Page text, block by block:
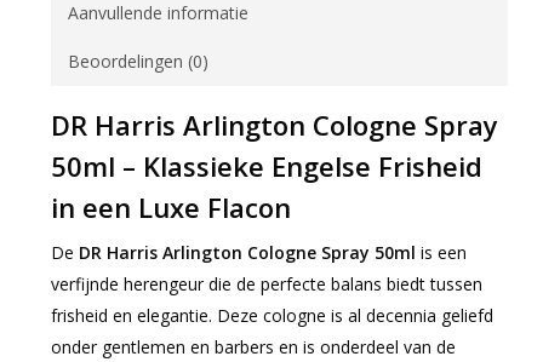
Aanvullende informatie
Beoordelingen (0)
DR Harris Arlington Cologne Spray
50ml – Klassieke Engelse Frisheid
in een Luxe Flacon
De DR Harris Arlington Cologne Spray 50ml is een
verfijnde herengeur die de perfecte balans biedt tussen
frisheid en elegantie. Deze cologne is al decennia geliefd
onder gentlemen en barbers en is onderdeel van de